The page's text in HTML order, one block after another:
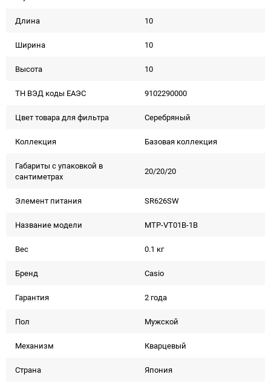
Длина 10
Ширина 10
Высота 10
ТН ВЭД коды ЕАЭС 9102290000
Цвет товара для фильтра Серебряный
Коллекция Базовая коллекция
Габариты с упаковкой в
сантиметрах
20/20/20
Элемент питания SR626SW
Название модели MTP-VT01B-1B
Вес 0.1 кг
Бренд Casio
Гарантия 2 года
Пол Мужской
Механизм Кварцевый
Страна Япония